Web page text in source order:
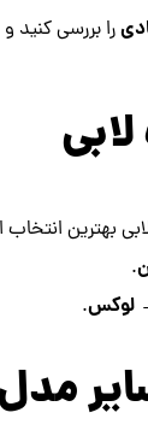
را بررسی کنید
بهترین
.
لوکس.